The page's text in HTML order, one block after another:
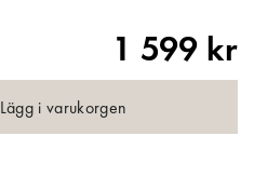
1 599 kr
Lägg i varukorgen